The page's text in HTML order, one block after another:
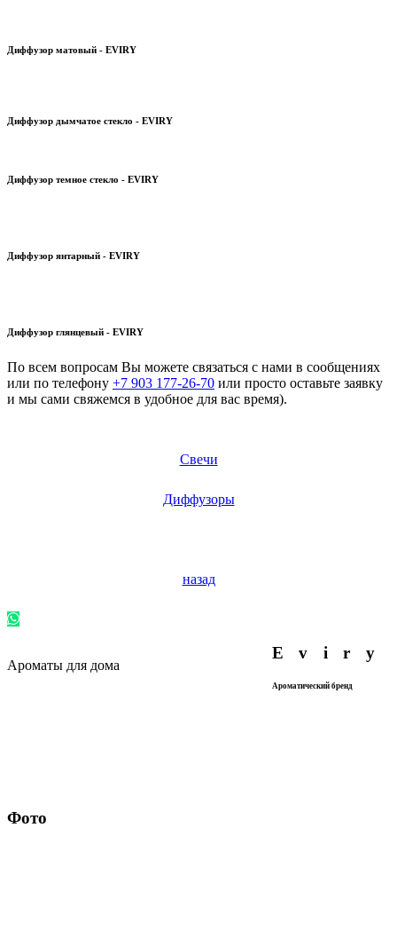
Диффузор матовый - EVIRY
Диффузор дымчатое стекло - EVIRY
Диффузор темное стекло - EVIRY
Диффузор янтарный - EVIRY
Диффузор глянцевый - EVIRY
По всем вопросам Вы можете связаться с нами в сообщениях
или по телефону +7 903 177-26-70 или просто оставьте заявку
и мы сами свяжемся в удобное для вас время).
Свечи
Диффузоры
назад
Eviry
Ароматический бренд
Ароматы для дома
Фото